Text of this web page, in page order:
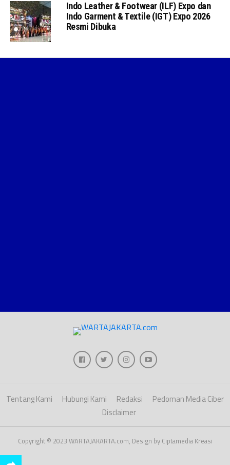
Indo Leather & Footwear (ILF) Expo dan
Indo Garment & Textile (IGT) Expo 2026
Resmi Dibuka
Tentang Kami Hubungi Kami Redaksi
Pedoman Media Ciber
Disclaimer
Copyright © 2023 WARTAJAKARTA.com, Design by Ciptamedia Kreasi